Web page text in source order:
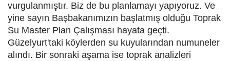
vurgulanmıştır. Biz de bu planlamayı yapıyoruz. Ve
yine sayın Başbakanımızın başlatmış olduğu Toprak
Su Master Plan Çalışması hayata geçti.
Güzelyurt'taki köylerden su kuyularından numuneler
alındı. Bir sonraki aşama ise toprak analizleri